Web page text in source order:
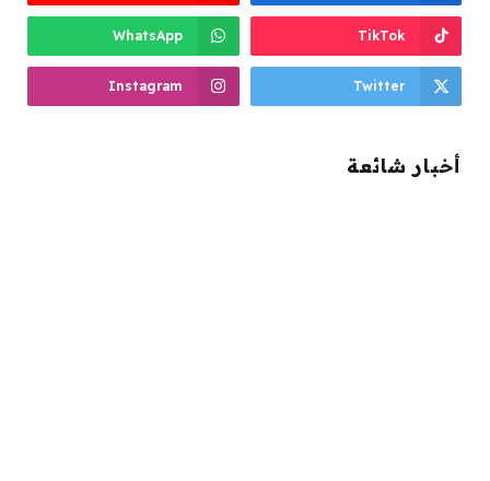
TikTok
WhatsApp
Twitter
Instagram
أخبار شائعة